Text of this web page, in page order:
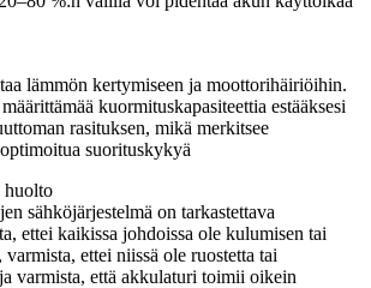
lämmön kertymiseen ja moottorihäiriöihin.
kuormituskapasiteettia estääksesi
rasituksen, mikä merkitsee
suorituskykyä
huolto
sähköjärjestelmä on tarkastettava
ettei kaikissa johdoissa ole kulumisen tai
ettei niissä ole ruostetta tai
varmista, että akkulaturi toimii oikein